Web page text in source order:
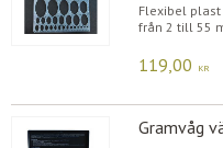
Flexibel
från 2 till 55
119,00 KR
Gramvåg